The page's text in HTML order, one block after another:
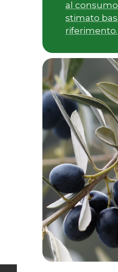
al consumo
stimato
riferimento.